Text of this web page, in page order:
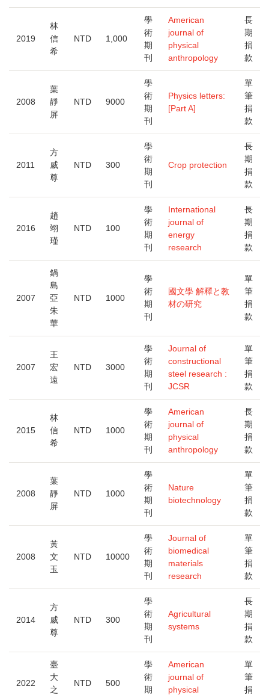
2019
林
信
希
NTD 1,000
學
術
期
刊
American
journal of
physical
anthropology
長
期
捐
款
2008
葉
靜
屏
NTD 9000
學
術
期
刊
Physics letters:
[Part A]
單
筆
捐
款
2011
方
威
尊
NTD 300
學
術
期
刊
Crop protection
長
期
捐
款
2016
趙
翊
瑾
NTD 100
學
術
期
刊
International
journal of
energy
research
長
期
捐
款
2007
鍋
島
亞
朱
華
NTD 1000
學
術
期
刊
國文學 解釋と教
材の研究
單
筆
捐
款
2007
王
宏
遠
NTD 3000
學
術
期
刊
Journal of
constructional
steel research :
JCSR
單
筆
捐
款
2015
林
信
希
NTD 1000
學
術
期
刊
American
journal of
physical
anthropology
長
期
捐
款
2008
葉
靜
屏
NTD 1000
學
術
期
刊
Nature
biotechnology
單
筆
捐
款
2008
黃
文
玉
NTD 10000
學
術
期
刊
Journal of
biomedical
materials
research
單
筆
捐
款
2014
方
威
尊
NTD 300
學
術
期
刊
Agricultural
systems
長
期
捐
款
2022
臺
大
之
NTD 500
學
術
期
American
journal of
physical
單
筆
捐